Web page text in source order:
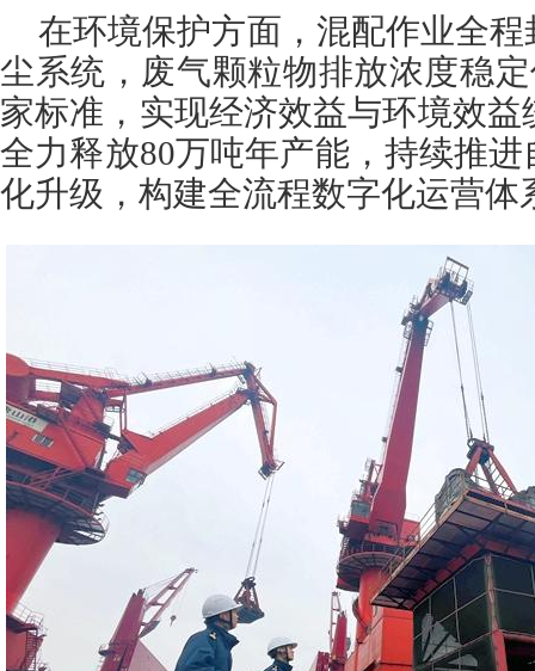
在环境保护方面，混配作业全
尘系统，废气颗粒物排放浓度稳定
家标准，实现经济效益与环境效益
全力释放80万吨年产能，持续推
化升级，构建全流程数字化运营体